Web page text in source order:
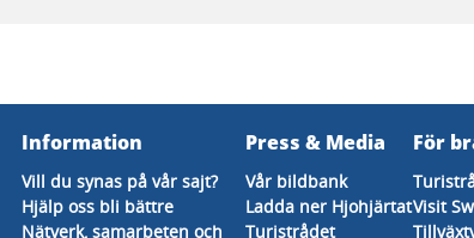
Information
Vill du synas på vår sajt?
Hjälp oss bli bättre
Nätverk, samarbeten och
Press & Media
Vår bildbank
Ladda ner Hjohjärtat
Turistrådet
För
Visit